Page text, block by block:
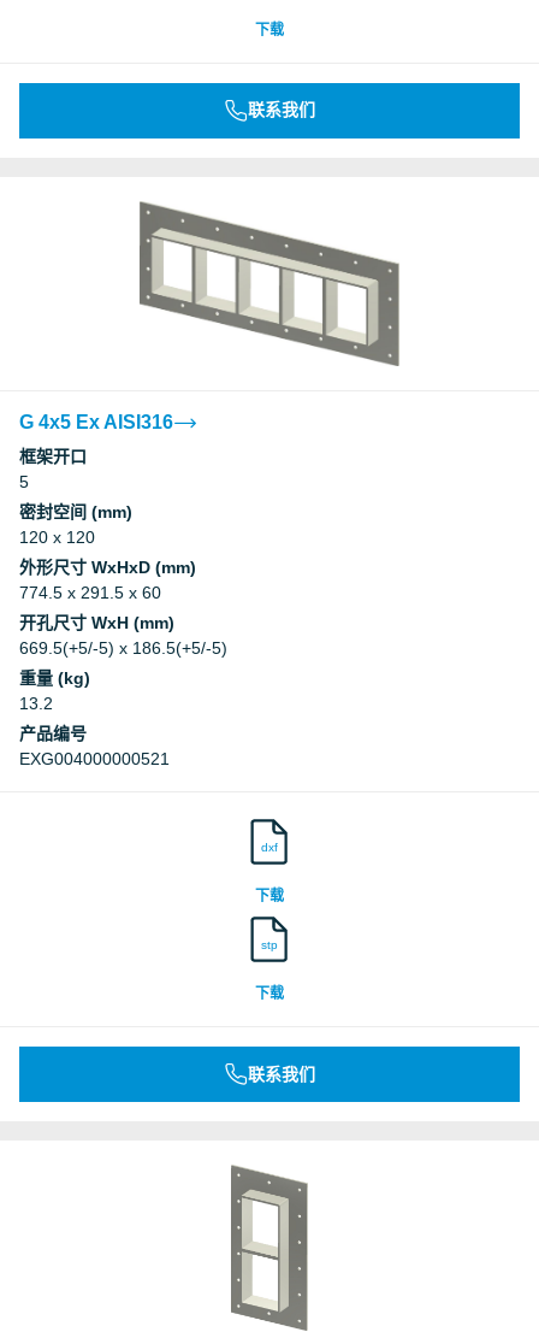
下载
联系我们
G 4x5 Ex AISI316
框架开口
5
密封空间 (mm)
120 x 120
外形尺寸 WxHxD (mm)
774.5 x 291.5 x 60
开孔尺寸 WxH (mm)
669.5(+5/-5) x 186.5(+5/-5)
重量 (kg)
13.2
产品编号
EXG004000000521
dxf
下载
stp
下载
联系我们